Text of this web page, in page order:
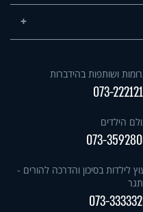
ושותפות בהידברות
073-
הילדים
073-
לילדות בסיכון והדרכה להורים -
073-